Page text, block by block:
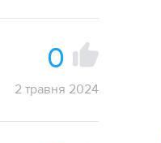
0
2 травня 2024